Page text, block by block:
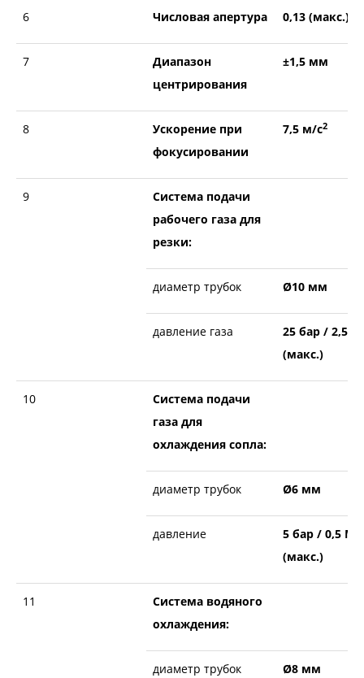
6 Числовая апертура 0,13 (макс.)
7
Диапазон
центрирования
±1,5 мм
8
Ускорение при
фокусировании
7,5 м/с2
9
Система подачи
рабочего газа для
резки:
диаметр трубок Ø10 мм
давление газа
25 бар / 2,5
(макс.)
10
Система подачи
газа для
охлаждения сопла:
диаметр трубок Ø6 мм
давление
5 бар / 0,5
(макс.)
11
Система водяного
охлаждения:
диаметр трубок Ø8 мм